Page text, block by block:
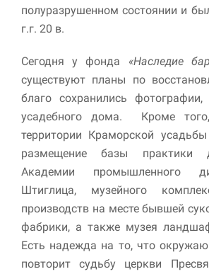
полуразрушенном состоянии и
г.г. 20 в.
Сегодня у фонда «Наследие
существуют планы по
благо сохранились
усадебного дома. Кроме
территории Краморской
размещение базы практики
Академии промышленного
Штиглица, музейного
производств на месте бывшей
фабрики, а также музея
Есть надежда на то, что
повторит судьбу церкви